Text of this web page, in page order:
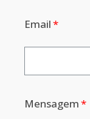
Email
Mensagem